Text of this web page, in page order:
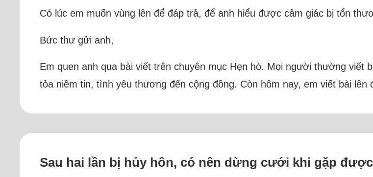
Có lúc em muốn vùng lên để đáp trả, để anh hiểu được cảm giác bị tổn
Bức thư gửi anh,
Em quen anh qua bài viết trên chuyên mục Hẹn hò. Mọi người thường viết
tỏa niềm tin, tình yêu thương đến cộng đồng. Còn hôm nay, em viết bài
Sau hai lần bị hủy hôn, có nên dừng cưới khi gặp